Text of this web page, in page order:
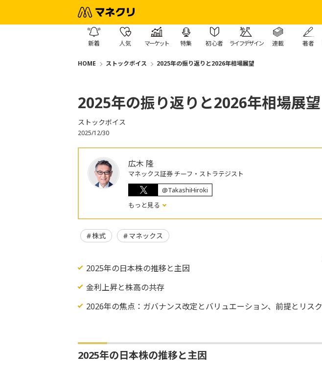
新着 人気 マーケット 特集 初心者 ライフデザイン 連載 著者
HOME ストックボイス 2025年の振り返りと2026年相場展望
2025年の振り返りと2026年相場展望
ストックボイス
2025/12/30
広木 隆
マネックス証券 チーフ・ストラテジスト
@TakashiHiroki
もっと見る
株式 マネックス
2025年の日本株の推移と主因
金利上昇と株高の共存
2026年の焦点：ガバナンス改定とバリュエーション、前提とリスク
2025年の日本株の推移と主因